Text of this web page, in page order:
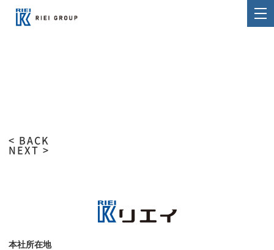
< BACK
NEXT >
本社所在地